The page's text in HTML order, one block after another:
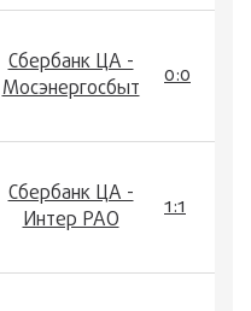
Сбербанк ЦА -
Мосэнергосбыт
0:0
Сбербанк ЦА -
Интер РАО
1:1